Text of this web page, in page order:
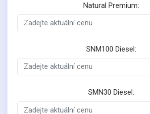
Natural Premium:
SNM100 Diesel:
SMN30 Diesel: